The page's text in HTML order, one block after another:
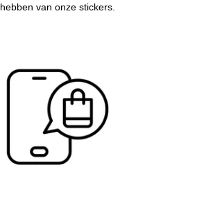
hebben van onze stickers.